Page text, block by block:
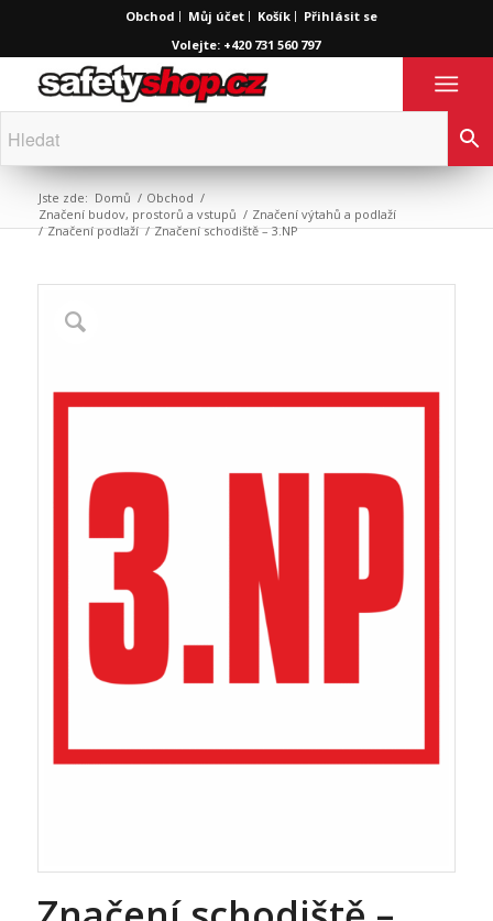
Obchod Můj účet Košík
Přihlásit se
Volejte: +420 731 560 797
Jste zde: Domů / Obchod /
Značení budov, prostorů a vstupů / Značení výtahů a podlaží
/ Značení podlaží / Značení schodiště – 3.NP